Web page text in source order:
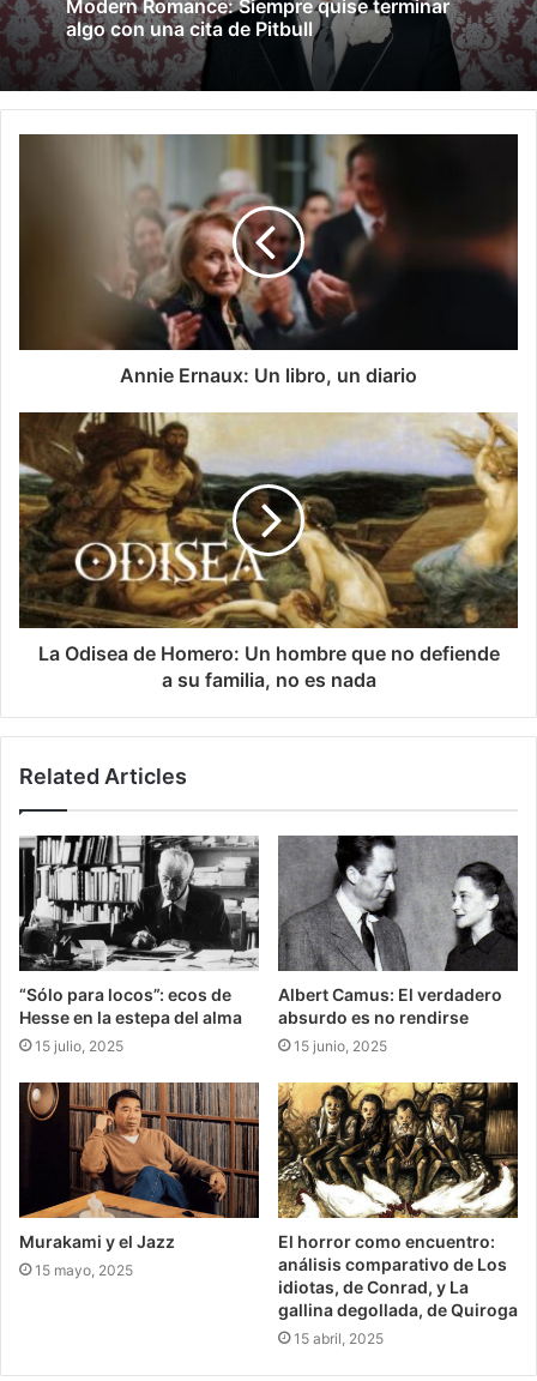
Modern Romance: Siempre quise terminar
algo con una cita de Pitbull
Annie Ernaux: Un libro, un diario
La Odisea de Homero: Un hombre que no defiende
a su familia, no es nada
Related Articles
“Sólo para locos”: ecos de
Hesse en la estepa del alma
15 julio, 2025
Albert Camus: El verdadero
absurdo es no rendirse
15 junio, 2025
Murakami y el Jazz
15 mayo, 2025
El horror como encuentro:
análisis comparativo de Los
idiotas, de Conrad, y La
gallina degollada, de Quiroga
15 abril, 2025